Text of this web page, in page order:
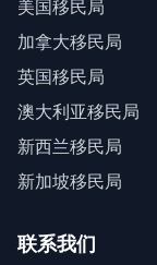
美国移民局
加拿大移民局
英国移民局
澳大利亚移民局
新西兰移民局
新加坡移民局
联系我们